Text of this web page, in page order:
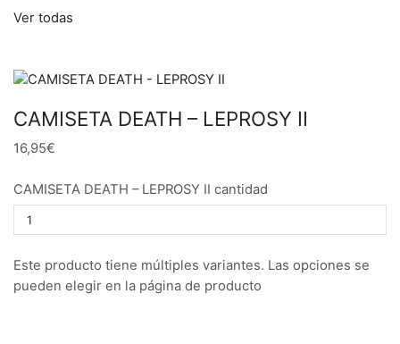
Ver todas
CAMISETA DEATH – LEPROSY II
16,95€
CAMISETA DEATH – LEPROSY II cantidad
Este producto tiene múltiples variantes. Las opciones se
pueden elegir en la página de producto